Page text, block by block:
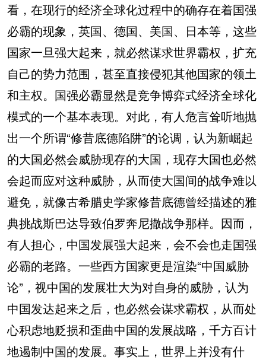
看，在现行的经济全球化过程中的确存在着国强
必霸的现象，英国、德国、美国、日本等，这些
国家一旦强大起来，就必然谋求世界霸权，扩充
自己的势力范围，甚至直接侵犯其他国家的领土
和主权。国强必霸显然是竞争博弈式经济全球化
模式的一个基本表现。对此，有人危言耸听地抛
出一个所谓“修昔底德陷阱”的论调，认为新崛起
的大国必然会威胁现存的大国，现存大国也必然
会起而应对这种威胁，从而使大国间的战争难以
避免，就像古希腊史学家修昔底德曾经描述的雅
典挑战斯巴达导致伯罗奔尼撒战争那样。因而，
有人担心，中国发展强大起来，会不会也走国强
必霸的老路。一些西方国家更是渲染“中国威胁
论”，视中国的发展壮大为对自身的威胁，认为
中国发达起来之后，也必然会谋求霸权，从而处
心积虑地贬损和歪曲中国的发展战略，千方百计
地遏制中国的发展。事实上，世界上并没有什